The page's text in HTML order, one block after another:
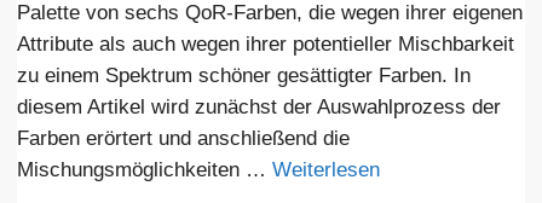
Palette von sechs QoR-Farben, die wegen ihrer eigenen
Attribute als auch wegen ihrer potentieller Mischbarkeit
zu einem Spektrum schöner gesättigter Farben. In
diesem Artikel wird zunächst der Auswahlprozess der
Farben erörtert und anschließend die
Mischungsmöglichkeiten … Weiterlesen